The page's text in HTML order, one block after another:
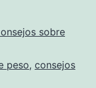
sobre
peso, consejos